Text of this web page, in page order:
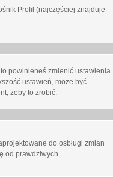
Profil (najczęściej znajduje
powinieneś zmienić ustawienia
ustawień, może być
żeby to zrobić.
do osbługi zmian
od prawdziwych.